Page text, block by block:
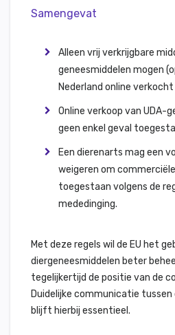
Samengevat
Alleen vrij verkrijgbare
geneesmiddelen mogen
Nederland online
Online verkoop van UDA-
geen enkel geval
Een dierenarts mag een
weigeren om
toegestaan volgens de
mededinging.
Met deze regels wil de EU het
diergeneesmiddelen beter
tegelijkertijd de positie van de
Duidelijke communicatie
blijft hierbij essentieel.